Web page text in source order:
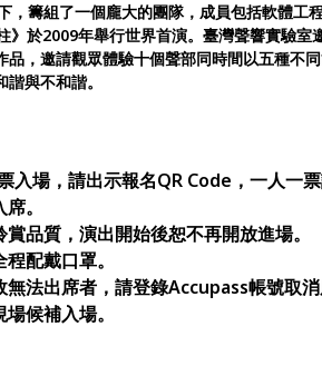
，籌組了一個龐大的團隊，成員包括軟體工
》於2009年舉行世界首演。臺灣聲響實驗
，邀請觀眾體驗十個聲部同時間以五種不
與不和諧。
入場，請出示報名QR Code，一人一票
。
品質，演出開始後恕不再開放進場。
配戴口罩。
法出席者，請登錄Accupass帳號取消
候補入場。